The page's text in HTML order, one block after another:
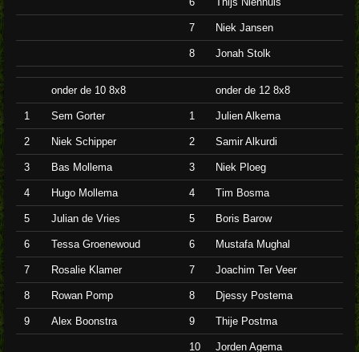
7 Niek Jansen
8 Jonah Stolk
onder de 10 8x8 onder de 12 8x8
1 Sem Gorter 1 Julien Alkema
2 Niek Schipper 2 Samir Alkurdi
3 Bas Mollema 3 Niek Ploeg
4 Hugo Mollema 4 Tim Bosma
5 Julian de Vries 5 Boris Barow
6 Tessa Groenewoud 6 Mustafa Mughal
7 Rosalie Klamer 7 Joachim Ter Veer
8 Rowan Pomp 8 Djessy Postema
9 Alex Boonstra 9 Thije Postma
10 Jorden Agema